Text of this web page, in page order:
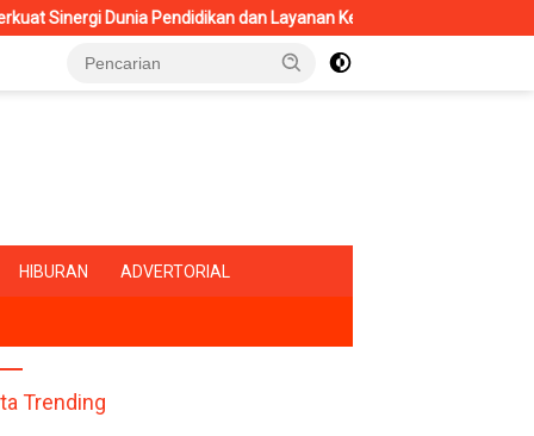
dan Layanan Kesehatan RSUD Kotamobagu Terima
HIBURAN ADVERTORIAL
Trending